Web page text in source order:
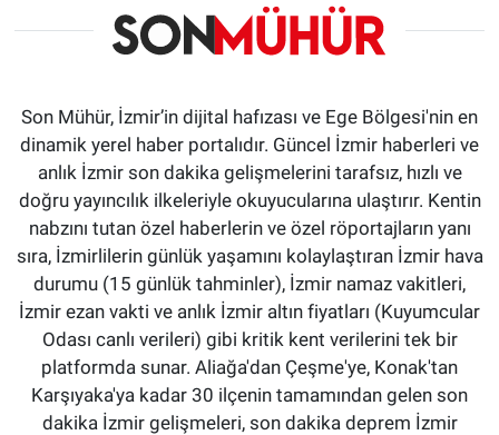
Son Mühür, İzmir’in dijital hafızası ve Ege Bölgesi'nin en
dinamik yerel haber portalıdır. Güncel İzmir haberleri ve
anlık İzmir son dakika gelişmelerini tarafsız, hızlı ve
doğru yayıncılık ilkeleriyle okuyucularına ulaştırır. Kentin
nabzını tutan özel haberlerin ve özel röportajların yanı
sıra, İzmirlilerin günlük yaşamını kolaylaştıran İzmir hava
durumu (15 günlük tahminler), İzmir namaz vakitleri,
İzmir ezan vakti ve anlık İzmir altın fiyatları (Kuyumcular
Odası canlı verileri) gibi kritik kent verilerini tek bir
platformda sunar. Aliağa'dan Çeşme'ye, Konak'tan
Karşıyaka'ya kadar 30 ilçenin tamamından gelen son
dakika İzmir gelişmeleri, son dakika deprem İzmir